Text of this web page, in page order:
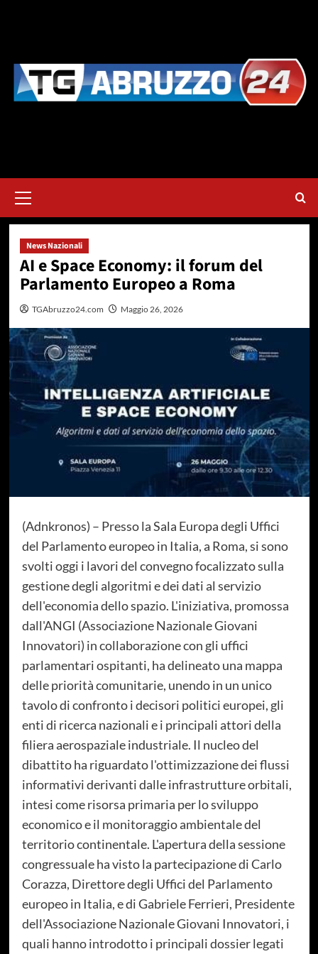
principale
News Nazionali
AI e Space Economy: il forum del
Parlamento Europeo a Roma
TGAbruzzo24.com Maggio 26, 2026
(Adnkronos) – Presso la Sala Europa degli Uffici
del Parlamento europeo in Italia, a Roma, si sono
svolti oggi i lavori del convegno focalizzato sulla
gestione degli algoritmi e dei dati al servizio
dell'economia dello spazio. L'iniziativa, promossa
dall'ANGI (Associazione Nazionale Giovani
Innovatori) in collaborazione con gli uffici
parlamentari ospitanti, ha delineato una mappa
delle priorità comunitarie, unendo in un unico
tavolo di confronto i decisori politici europei, gli
enti di ricerca nazionali e i principali attori della
filiera aerospaziale industriale. Il nucleo del
dibattito ha riguardato l'ottimizzazione dei flussi
informativi derivanti dalle infrastrutture orbitali,
intesi come risorsa primaria per lo sviluppo
economico e il monitoraggio ambientale del
territorio continentale. L'apertura della sessione
congressuale ha visto la partecipazione di Carlo
Corazza, Direttore degli Uffici del Parlamento
europeo in Italia, e di Gabriele Ferrieri, Presidente
dell'Associazione Nazionale Giovani Innovatori, i
quali hanno introdotto i principali dossier legati